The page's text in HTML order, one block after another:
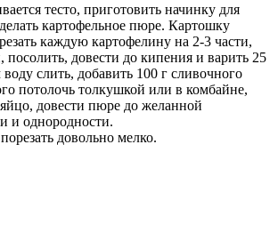
тесто, приготовить начинку для
картофельное пюре. Картошку
каждую картофелину на 2-3 части,
посолить, довести до кипения и варить 25
слить, добавить 100 г сливочного
потолочь толкушкой или в комбайне,
довести пюре до желанной
и однородности.
довольно мелко.